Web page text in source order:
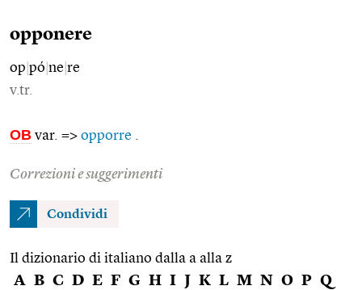
opponere
op pó ne re
v.tr.
OB var. => opporre
Correzioni e suggerimenti
Condividi
Il dizionario di italiano dalla a alla z
A B C D E F G H I J K L M N O P Q